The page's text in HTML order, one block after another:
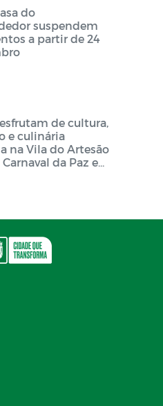
do
suspendem
a partir de 24
de cultura,
e culinária
na Vila do Artesão
da Paz em